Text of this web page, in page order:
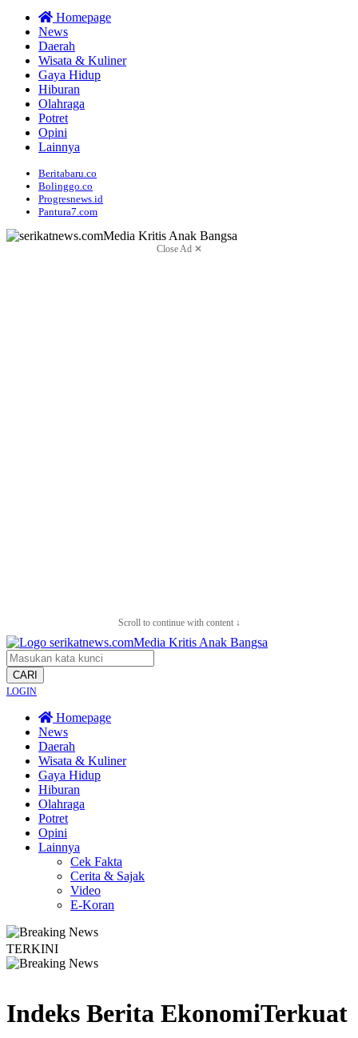
Homepage
News
Daerah
Wisata & Kuliner
Gaya Hidup
Hiburan
Olahraga
Potret
Opini
Lainnya
Beritabaru.co
Bolinggo.co
Progresnews.id
Pantura7.com
Close Ad ✕
Scroll to continue with content ↓
CARI
LOGIN
Homepage
News
Daerah
Wisata & Kuliner
Gaya Hidup
Hiburan
Olahraga
Potret
Opini
Lainnya
Cek Fakta
Cerita & Sajak
Video
E-Koran
TERKINI
Indeks Berita EkonomiTerkuat